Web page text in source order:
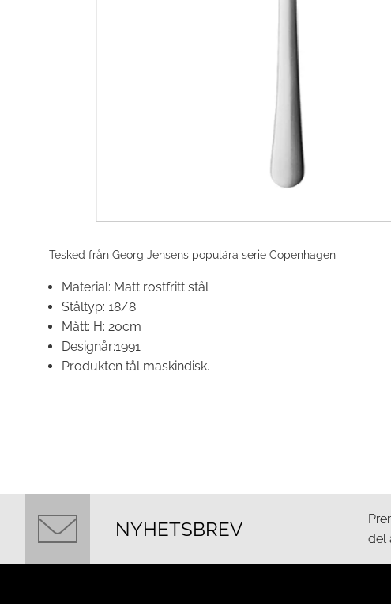
Tesked från Georg Jensens populära serie Copenhagen
Material: Matt rostfritt stål
Ståltyp: 18/8
Mått: H: 20cm
Designår:1991
Produkten tål maskindisk.
NYHETSBREV
del